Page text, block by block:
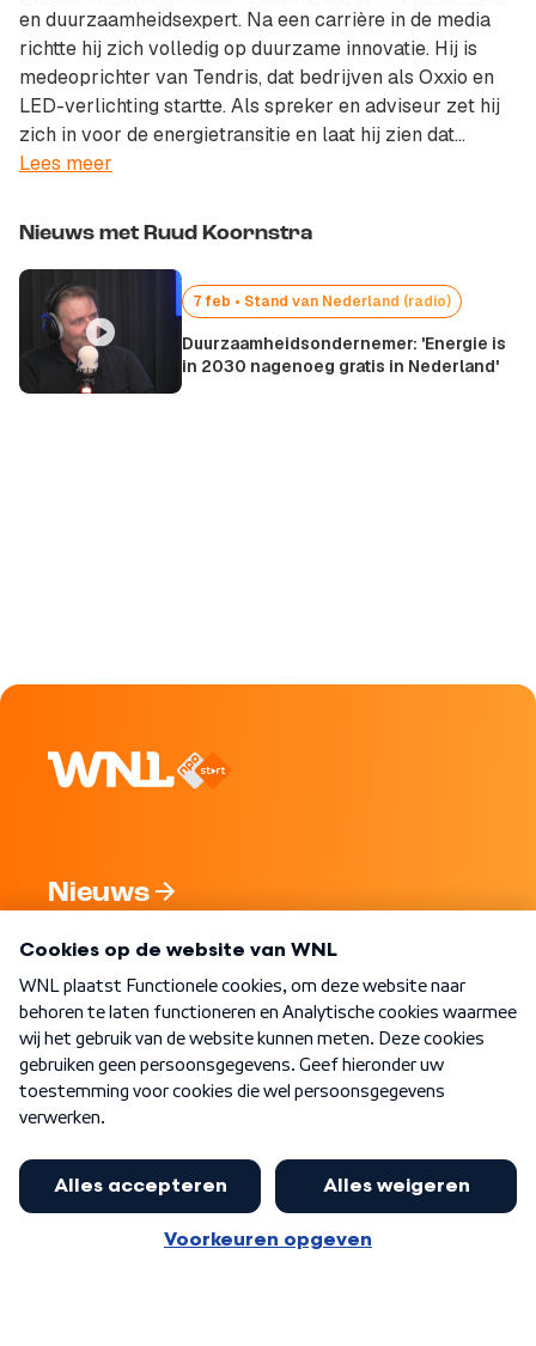
en duurzaamheidsexpert. Na een carrière in de media
richtte hij zich volledig op duurzame innovatie. Hij is
medeoprichter van Tendris, dat bedrijven als Oxxio en
LED-verlichting startte. Als spreker en adviseur zet hij
zich in voor de energietransitie en laat hij zien dat
duurzaamheid economisch én ecologisch kan werken.
Lees meer
Nieuws met Ruud Koornstra
7 feb • Stand van Nederland (radio)
Duurzaamheidsondernemer: 'Energie is
in 2030 nagenoeg gratis in Nederland'
Nieuws
Nieuwsbrief
Word Lid